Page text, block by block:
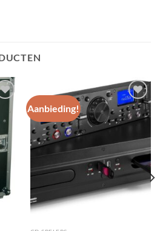
Aanbieding!
Toevoegen
wenslijst